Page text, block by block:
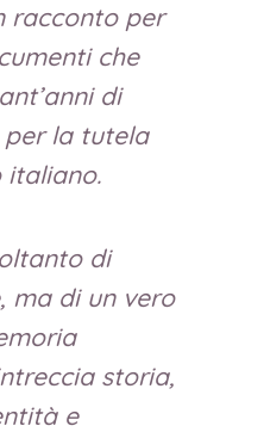
racconto per
che
di
la tutela
italiano.
di
ma di un vero
storia,
e